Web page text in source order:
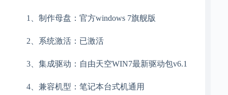
1、制作母盘：官方windows 7旗舰版
2、系统激活：已激活
3、集成驱动：自由天空WIN7最新驱动包v6.1
4、兼容机型：笔记本台式机通用